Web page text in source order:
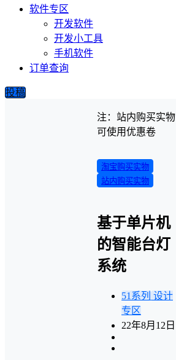
软件专区
开发软件
开发小工具
手机软件
订单查询
投稿
注：站内购买实物
可使用优惠卷
淘宝购买实物
站内购买实物
基于单片机
的智能台灯
系统
51系列 设计
专区
22年8月12日